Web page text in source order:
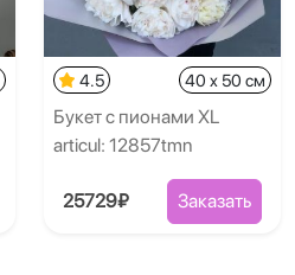
4.5 40 x 50 см
Букет с пионами XL
articul: 12857tmn
25729₽ Заказать